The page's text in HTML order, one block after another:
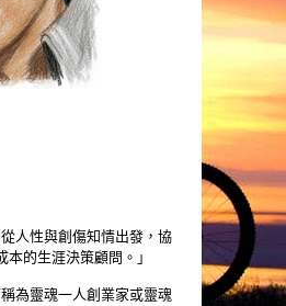
人性與創傷知情出發，協
的生涯決策顧問。」
為靈魂一人創業家或靈魂